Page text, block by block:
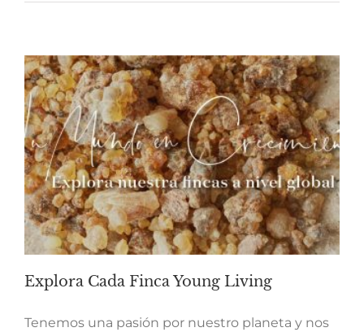
Explora Cada Finca Young Living
Tenemos una pasión por nuestro planeta y nos